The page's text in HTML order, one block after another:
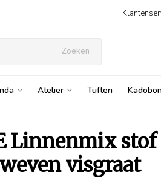
Zoeken
Atelier Tuften
Linnenmix
visgraat